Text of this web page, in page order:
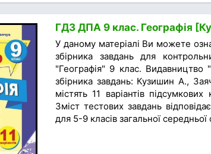
ГДЗ ДПА 9 клас. Географія
У даному матеріалі Ви можете
збірника завдань для
"Географія" 9 клас. Видавництво
збірника завдань: Кузишин А.,
містять 11 варіантів
Зміст тестових завдань
для 5-9 класів загальної середньої